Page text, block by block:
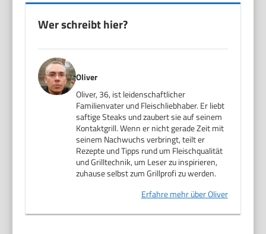
Wer schreibt hier?
Oliver
Oliver, 36, ist leidenschaftlicher
Familienvater und Fleischliebhaber. Er liebt
saftige Steaks und zaubert sie auf seinem
Kontaktgrill. Wenn er nicht gerade Zeit mit
seinem Nachwuchs verbringt, teilt er
Rezepte und Tipps rund um Fleischqualität
und Grilltechnik, um Leser zu inspirieren,
zuhause selbst zum Grillprofi zu werden.
Erfahre mehr über Oliver